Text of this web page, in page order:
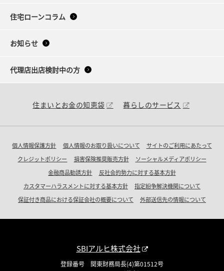
住宅ローンコラム
お知らせ
代理店出店検討中の方
住まいとお金の知恵袋 暮らしのサービス
個人情報保護方針 個人情報のお取り扱いについて
サイトのご利用にあたって
クレジットポリシー
損害保険推奨販売方針
ソーシャルメディアポリシー
金融商品勧誘方針
反社会的勢力に対する基本方針
カスタマーハラスメントに対する基本方針
指定紛争解決機関について
保証付き商品における保証会社の概要について
外部送信先の情報について
SBIアルヒ株式会社
登録番号 関東財務局長(4)第01512号